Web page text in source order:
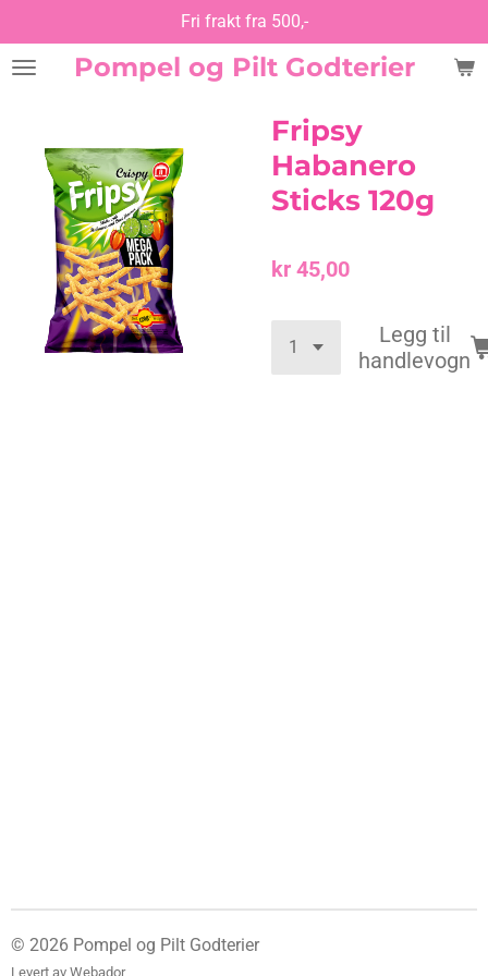
til
hovedinnholdPompel og Pilt Godterier
Fri frakt fra 500,-
Fripsy
Habanero
Sticks 120g
kr 45,00
Legg til
handlevogn
© 2026 Pompel og Pilt Godterier
Levert av Webador